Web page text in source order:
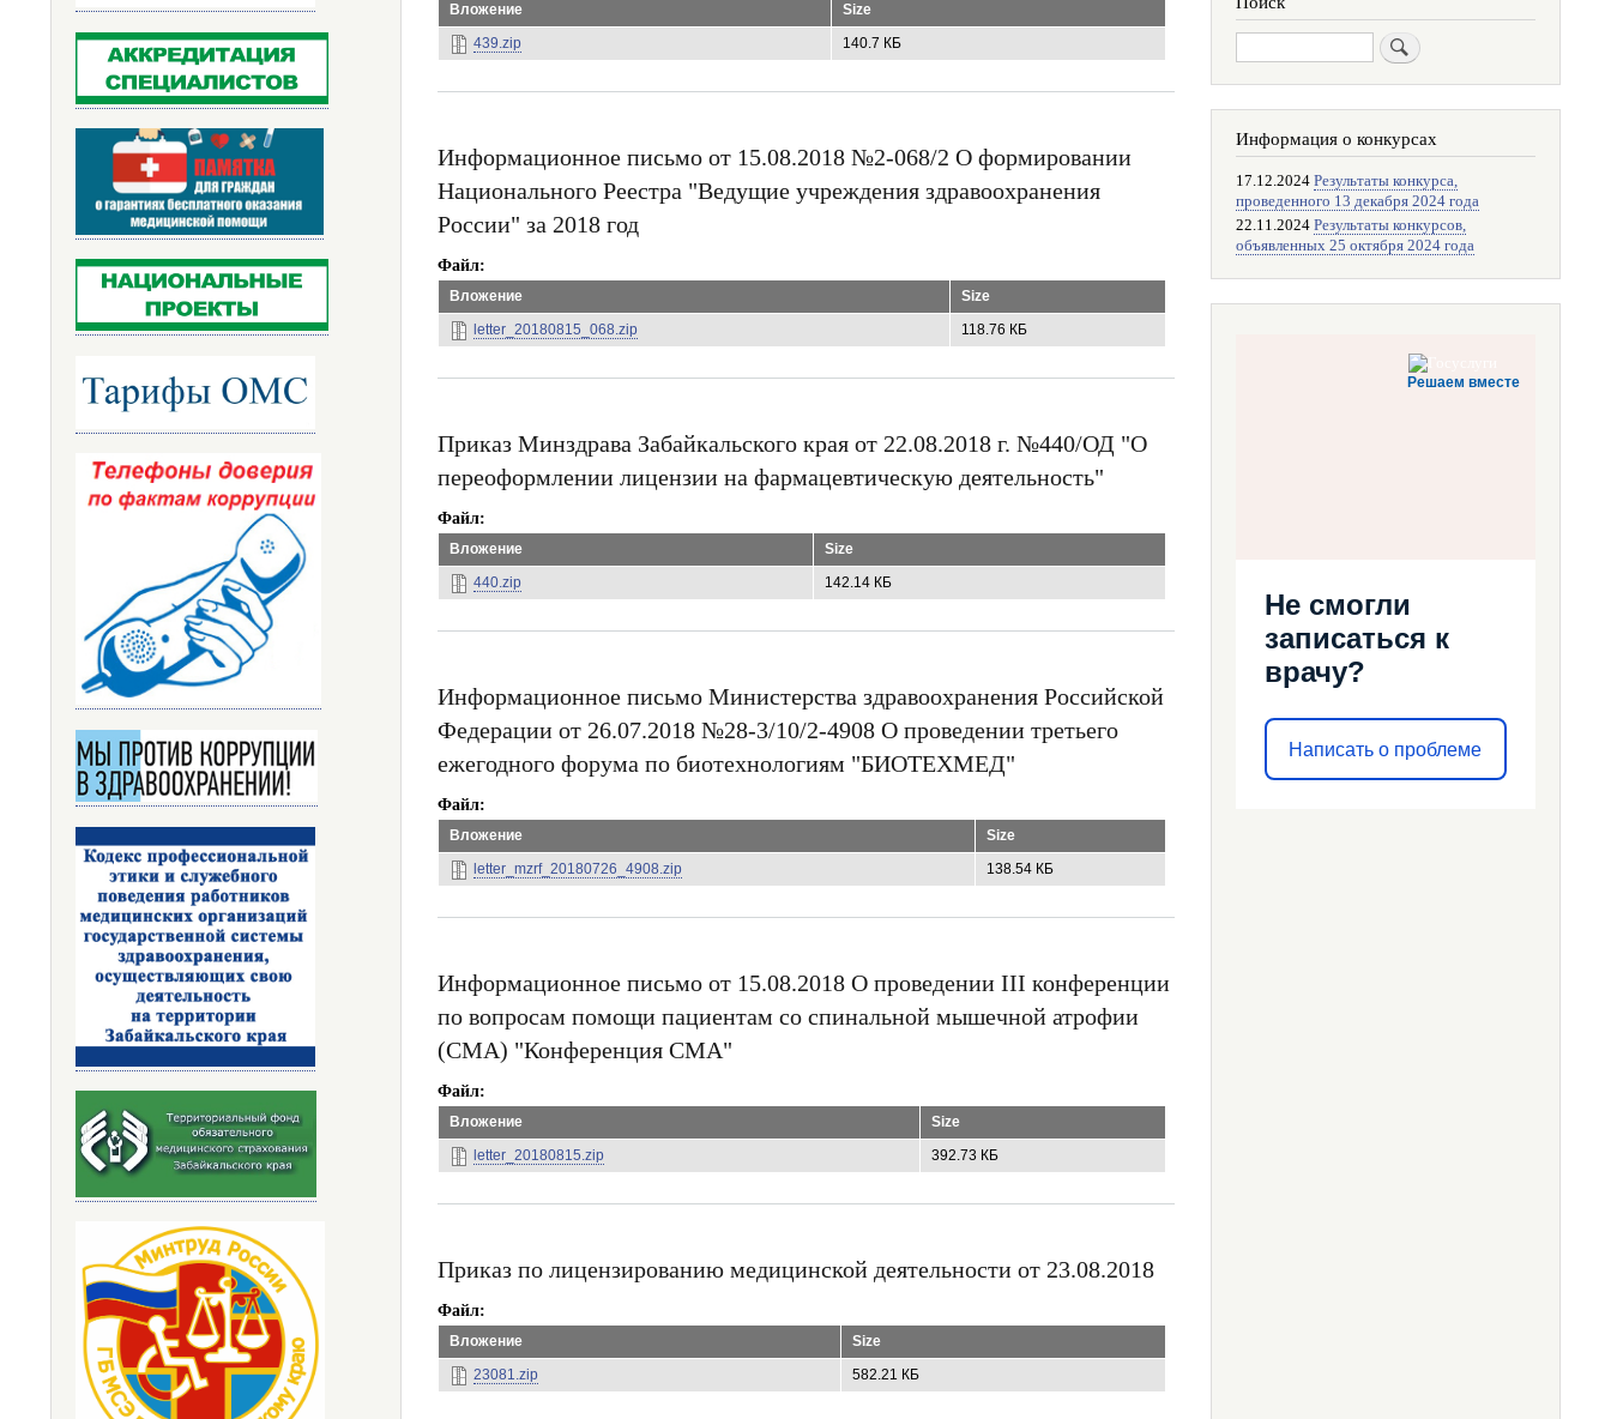
в
в
а
и
о
р
у
е
Вложение
Size
439.zip
140.7 КБ
Информационное письмо от 15.08.2018 №2-068/2 О формировании
Национального Реестра "Ведущие учреждения здравоохранения
России" за 2018 год
Файл
Вложение
Size
letter_20180815_068.zip
118.76 КБ
Приказ Минздрава Забайкальского края от 22.08.2018 г. №440/ОД "О
переоформлении лицензии на фармацевтическую деятельность"
Файл
Вложение
Size
440.zip
142.14 КБ
Информационное письмо Министерства здравоохранения Российской
Федерации от 26.07.2018 №28-3/10/2-4908 О проведении третьего
ежегодного форума по биотехнологиям "БИОТЕХМЕД"
Файл
Вложение
Size
letter_mzrf_20180726_4908.zip
138.54 КБ
Информационное письмо от 15.08.2018 О проведении III конференции
по вопросам помощи пациентам со спинальной мышечной атрофии
(СМА) "Конференция СМА"
Файл
Вложение
Size
letter_20180815.zip
392.73 КБ
Приказ по лицензированию медицинской деятельности от 23.08.2018
Файл
Вложение
Size
23081.zip
582.21 КБ
Информация о конкурсах
17.12.2024 Результаты конкурса,
проведенного 13 декабря 2024 года
22.11.2024 Результаты конкурсов,
объявленных 25 октября 2024 года
Решаем вместе
Не смогли
записаться к
врачу?
Написать о проблеме